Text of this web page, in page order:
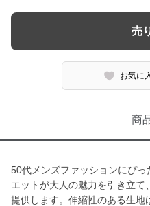
売
お気に
商
50代メンズファッションにぴ
エットが大人の魅力を引き立
提供します。伸縮性のある生地